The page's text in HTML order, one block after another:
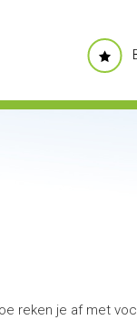
reken je af met